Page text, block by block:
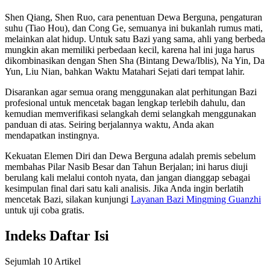
Shen Qiang, Shen Ruo, cara penentuan Dewa Berguna, pengaturan
suhu (Tiao Hou), dan Cong Ge, semuanya ini bukanlah rumus mati,
melainkan alat hidup. Untuk satu Bazi yang sama, ahli yang berbeda
mungkin akan memiliki perbedaan kecil, karena hal ini juga harus
dikombinasikan dengan Shen Sha (Bintang Dewa/Iblis), Na Yin, Da
Yun, Liu Nian, bahkan Waktu Matahari Sejati dari tempat lahir.
Disarankan agar semua orang menggunakan alat perhitungan Bazi
profesional untuk mencetak bagan lengkap terlebih dahulu, dan
kemudian memverifikasi selangkah demi selangkah menggunakan
panduan di atas. Seiring berjalannya waktu, Anda akan
mendapatkan instingnya.
Kekuatan Elemen Diri dan Dewa Berguna adalah premis sebelum
membahas Pilar Nasib Besar dan Tahun Berjalan; ini harus diuji
berulang kali melalui contoh nyata, dan jangan dianggap sebagai
kesimpulan final dari satu kali analisis. Jika Anda ingin berlatih
mencetak Bazi, silakan kunjungi Layanan Bazi Mingming Guanzhi
untuk uji coba gratis.
Indeks Daftar Isi
Sejumlah 10 Artikel